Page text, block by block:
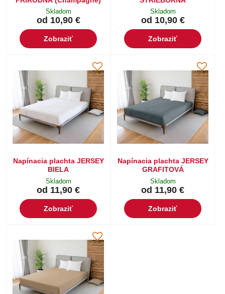
Skladom
od 10,90 €
Zobraziť
Skladom
od 10,90 €
Zobraziť
Napínacia plachta JERSEY
BIELA
Skladom
od 11,90 €
Zobraziť
Napínacia plachta JERSEY
GRAFITOVÁ
Skladom
od 11,90 €
Zobraziť